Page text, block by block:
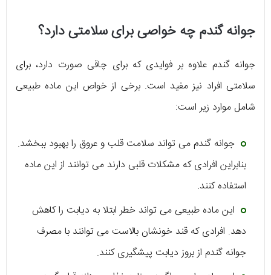
جوانه گندم چه خواصی برای سلامتی دارد؟
جوانه گندم علاوه بر فوایدی که برای چاقی صورت دارد، برای
سلامتی افراد نیز مفید است. برخی از خواص این ماده طبیعی
شامل موارد زیر است:
جوانه گندم می تواند سلامت قلب و عروق را بهبود ببخشد.
بنابراین افرادی که مشکلات قلبی دارند می توانند از این ماده
استفاده کنند.
این ماده طبیعی می تواند خطر ابتلا به دیابت را کاهش
دهد. افرادی که قند خونشان بالاست می توانند با مصرف
جوانه گندم از بروز دیابت پیشگیری کنند.